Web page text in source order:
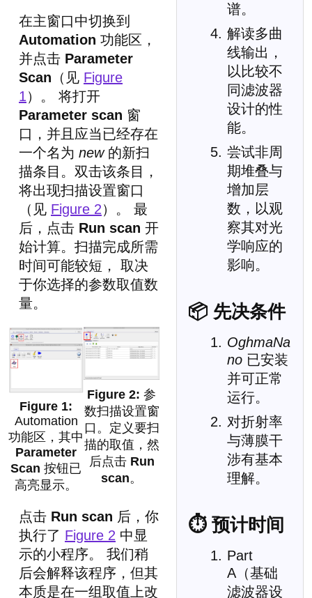
谱。
解读多曲
线输出，
以比较不
同滤波器
设计的性
能。
尝试非周
期堆叠与
增加层
数，以观
察其对光
学响应的
影响。
📦 先决条件
OghmaNa
no 已安装
并可正常
运行。
对折射率
与薄膜干
涉有基本
理解。
⏱ 预计时间
Part
A（基础
滤波器设
在主窗口中切换到
Automation 功能区，
并点击 Parameter
Scan （见 Figure
1）。 将打开
Parameter scan 窗
口，并且应当已经存在
一个名为 new的新扫
描条目。双击该条目，
将出现扫描设置窗口
（见 Figure 2）。 最
后，点击 Run scan 开
始计算。扫描完成所需
时间可能较短， 取决
于你选择的参数取值数
量。
Automation
功能区，其中
Parameter
Scan 按钮已
高亮显示。
参
数扫描设置窗
口。定义要扫
描的取值，然
后点击 Run
scan。
点击 Run scan 后，你
执行了 Figure 2 中显
示的小程序。 我们稍
后会解释该程序，但其
本质是在一组取值上改